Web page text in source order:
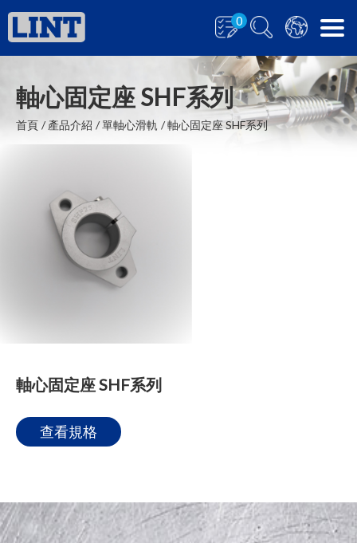
0
軸心固定座 SHF系列
首頁 產品介紹 單軸心滑軌 軸心固定座 SHF系列
軸心固定座 SHF系列
查看規格